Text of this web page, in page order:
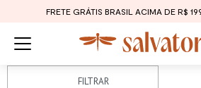
FRETE GRÁTIS BRASIL ACIMA DE R$
FILTRAR